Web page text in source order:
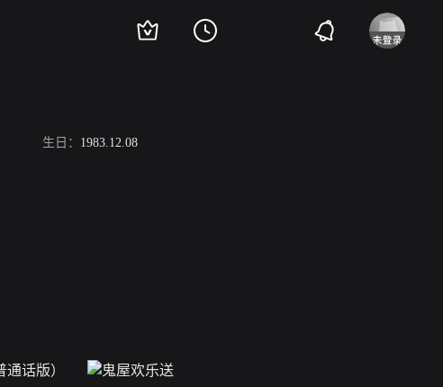
生日： 1983.12.08